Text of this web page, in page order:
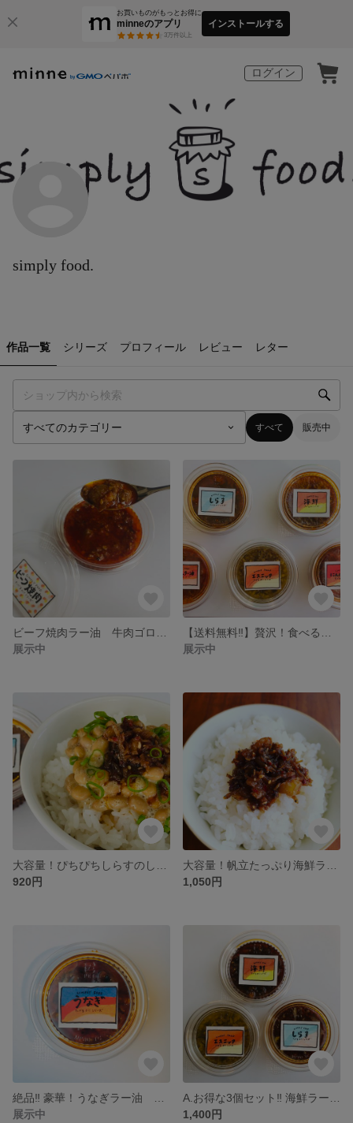
お買いものがもっとお得に
minneのアプリ
3万件以上
インストールする
ログイン
simply food.
作品一覧 シリーズ プロフィール レビュー レター
すべて 販売中
展示中
展示中
920円
1,050円
展示中
1,400円